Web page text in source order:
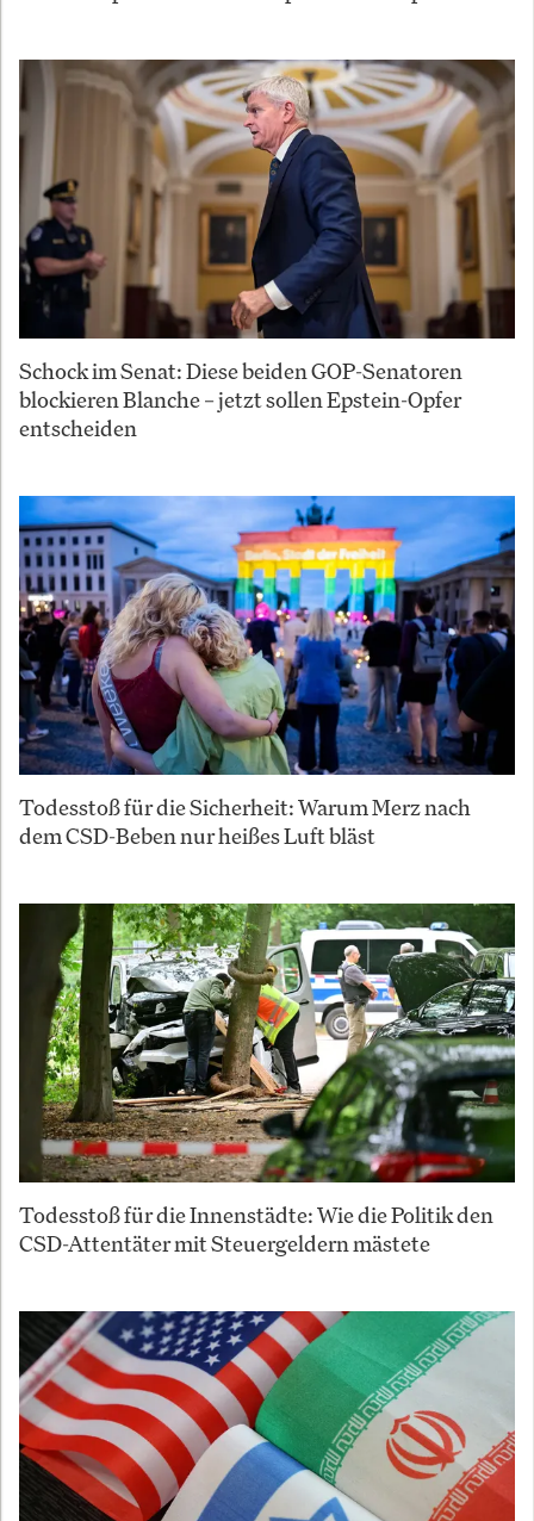
Schock im Senat: Diese beiden GOP-Senatoren
blockieren Blanche – jetzt sollen Epstein-Opfer
entscheiden
Todesstoß für die Sicherheit: Warum Merz nach
dem CSD-Beben nur heißes Luft bläst
Todesstoß für die Innenstädte: Wie die Politik den
CSD-Attentäter mit Steuergeldern mästete